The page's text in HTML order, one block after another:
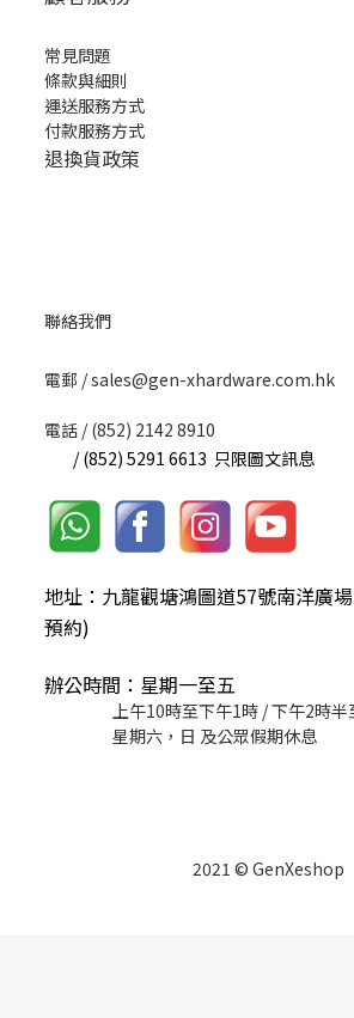
常見問題
條款與細則
運送服務方式
付款服務方式
退換貨政策
聯絡我們
​電郵 / sales@gen-xhardware.com.hk
電話 / (852) 2142 8910
/ (852) 5291 6613 只限圖文訊息
地址：九龍觀塘鴻圖道57號南洋廣
預約)
辦公時間：星期一至五
上午10時至下午1時 / 下午2時半
星期六，日 及公眾假期休息
2021 © GenXeshop